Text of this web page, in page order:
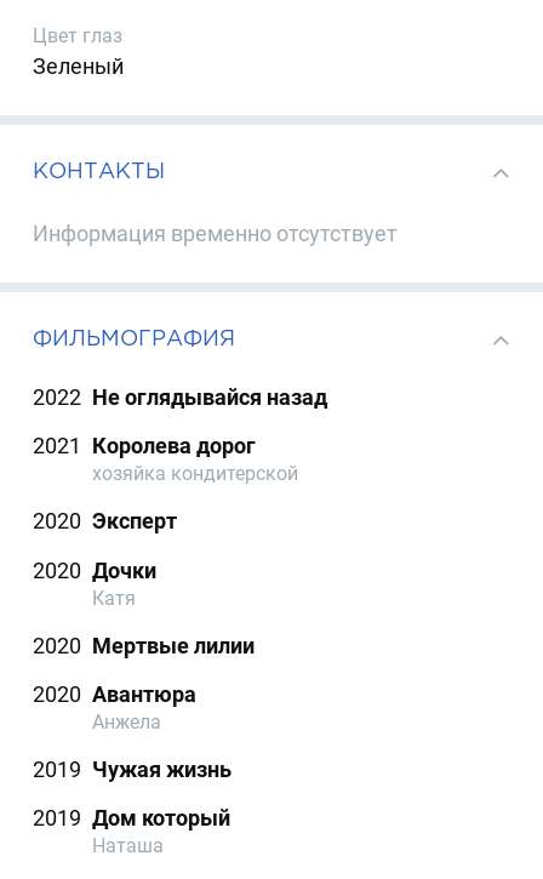
Цвет глаз
Зеленый
КОНТАКТЫ
Информация временно отсутствует
ФИЛЬМОГРАФИЯ
2022 Не оглядывайся назад
2021
Королева дорог
хозяйка кондитерской
2020 Эксперт
2020 Дочки
Катя
2020 Мертвые лилии
2020 Авантюра
Анжела
2019 Чужая жизнь
2019 Дом который
Наташа